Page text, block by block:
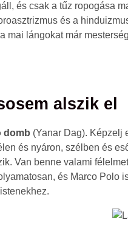
és csak a tűz ropogása
és a
mai lángokat már
alszik el
domb (Yanar Dag). Képzelj
és nyáron, szélben és
Van benne valami
és Marco Polo